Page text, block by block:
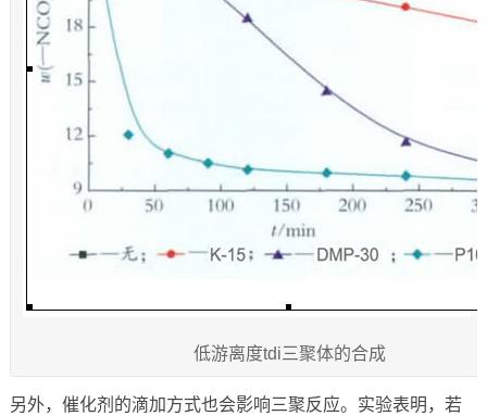
低游离度tdi三聚体的合成
另外，催化剂的滴加方式也会影响三聚反应。实验表明，若